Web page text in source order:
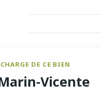
DE CE BIEN
Vicente